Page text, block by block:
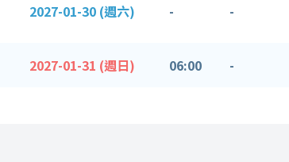
2027-01-30 (週六) - -
2027-01-31 (週日) 06:00 -